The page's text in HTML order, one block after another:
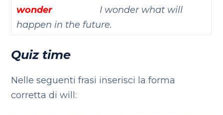
wonder
I wonder what will
happen in the future.
Quiz time
Nelle seguenti frasi inserisci la forma
corretta di will: